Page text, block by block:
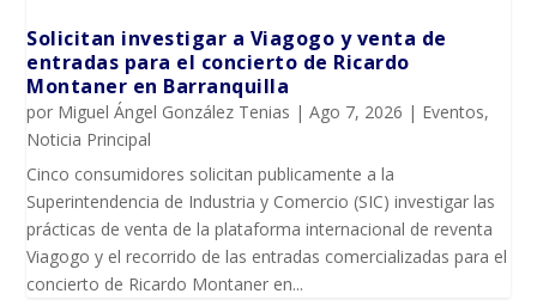
Solicitan investigar a Viagogo y venta de
entradas para el concierto de Ricardo
Montaner en Barranquilla
por Miguel Ángel González Tenias |Ago 7, 2026 | Eventos,
Noticia Principal
Cinco consumidores solicitan publicamente a la
Superintendencia de Industria y Comercio (SIC) investigar las
prácticas de venta de la plataforma internacional de reventa
Viagogo y el recorrido de las entradas comercializadas para el
concierto de Ricardo Montaner en...